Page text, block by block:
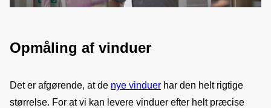
Opmåling af vinduer
Det er afgørende, at de nye vinduer har den helt rigtige
størrelse. For at vi kan levere vinduer efter helt præcise